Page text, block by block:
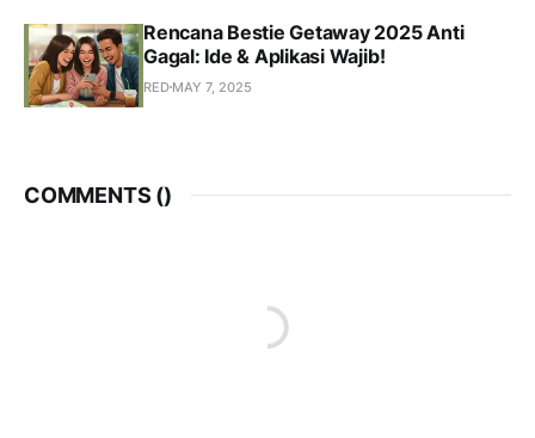
Rencana Bestie Getaway 2025 Anti
Gagal: Ide & Aplikasi Wajib!
RED MAY 7, 2025
COMMENTS ()